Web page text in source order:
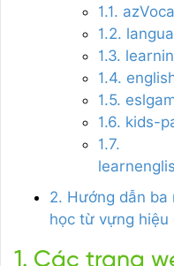
1.1.
1.2.
1.3.
1.4.
1.5.
1.6. kids-
1.7.
2. Hướng dẫn ba
học từ vựng hiệu
1. Các trang